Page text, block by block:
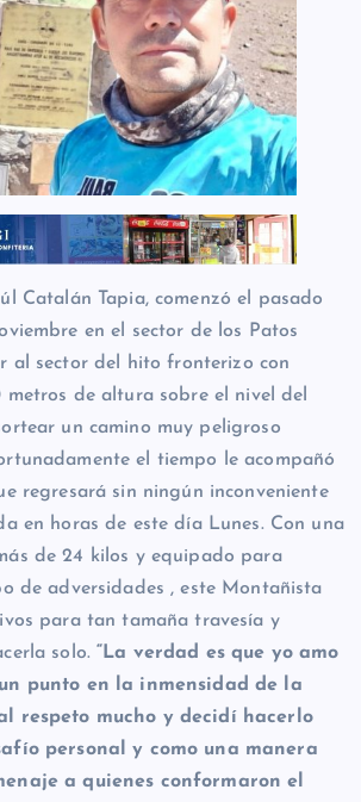
Catalán Tapia, comenzó el pasado
en el sector de los Patos
al sector del hito fronterizo con
de altura sobre el nivel del
un camino muy peligroso
el tiempo le acompañó
regresará sin ningún inconveniente
en horas de este día Lunes. Con una
de 24 kilos y equipado para
de adversidades , este Montañista
para tan tamaña travesía y
solo.“La verdad es que yo amo
punto en la inmensidad de la
respeto mucho y decidí hacerlo
personal y como una manera
a quienes conformaron el